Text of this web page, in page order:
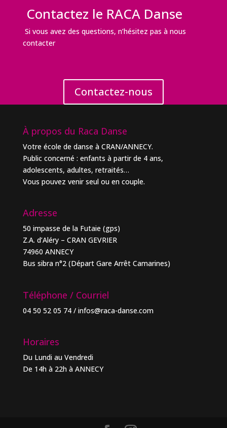
Contactez le RACA Danse
Si vous avez des questions, n’hésitez pas à nous
contacter
Contactez-nous
À propos du Raca Danse
Votre école de danse à CRAN/ANNECY.
Public concerné : enfants à partir de 4 ans,
adolescents, adultes, retraités…
Vous pouvez venir seul ou en couple.
Adresse
50 impasse de la Futaie (gps)
Z.A. d’Aléry – CRAN GEVRIER
74960 ANNECY
Bus sibra n°2 (Départ Gare Arrêt Camarines)
Téléphone / Courriel
04 50 52 05 74 / infos@raca-danse.com
Horaires
Du Lundi au Vendredi
De 14h à 22h à ANNECY